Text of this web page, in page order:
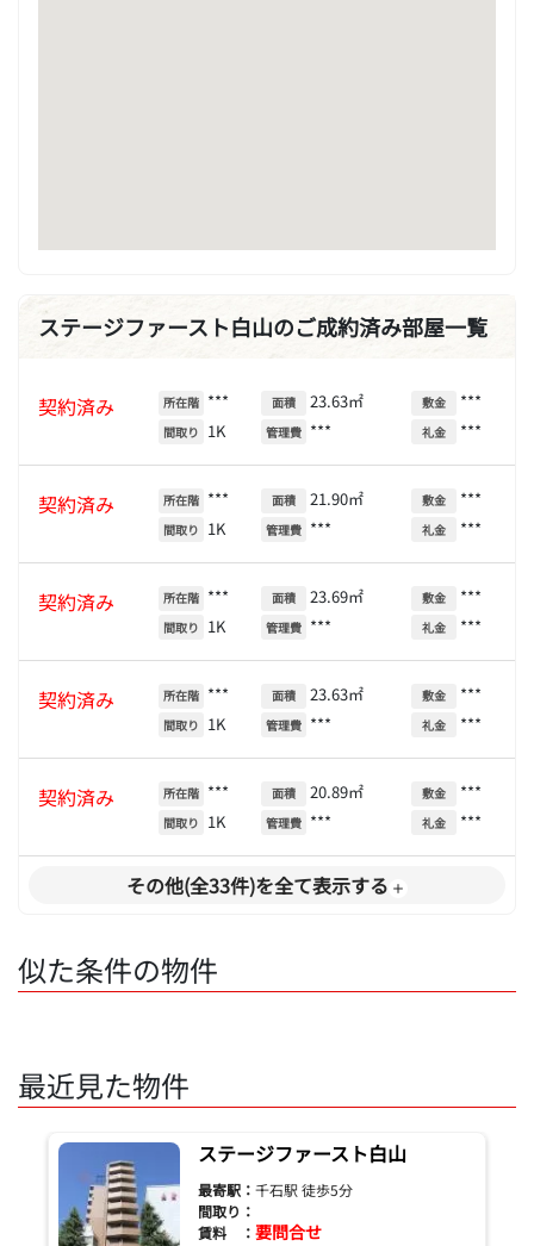
ステージファースト白山のご成約済み部屋一覧
契約済み 所在階 ***
間取り 1K
面積 23.63㎡
管理費 ***
敷金 ***
礼金 ***
契約済み 所在階 ***
間取り 1K
面積 21.90㎡
管理費 ***
敷金 ***
礼金 ***
契約済み 所在階 ***
間取り 1K
面積 23.69㎡
管理費 ***
敷金 ***
礼金 ***
契約済み 所在階 ***
間取り 1K
面積 23.63㎡
管理費 ***
敷金 ***
礼金 ***
契約済み 所在階 ***
間取り 1K
面積 20.89㎡
管理費 ***
敷金 ***
礼金 ***
その他(全33件)を全て表示する
似た条件の物件
最近見た物件
ステージファースト白山
最寄駅： 千石駅 徒歩5分
間取り：
賃料 ： 要問合せ